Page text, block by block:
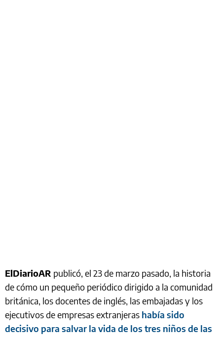
ElDiarioAR publicó, el 23 de marzo pasado, la historia
de cómo un pequeño periódico dirigido a la comunidad
británica, los docentes de inglés, las embajadas y los
ejecutivos de empresas extranjeras había sido
decisivo para salvar la vida de los tres niños de las